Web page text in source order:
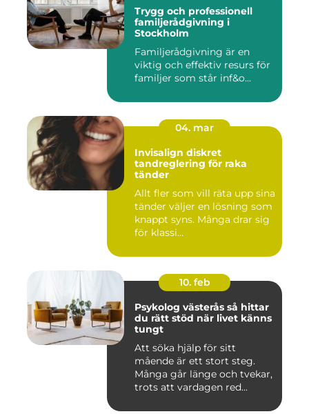
Trygg och professionell
familjerådgivning i
Stockholm
Familjerådgivning är en
viktig och effektiv resurs för
familjer som står inf&o...
04. mar
Invisalign diskret
tandreglering för raka
tänder
Allt fler som vill räta upp sina
tänder väljer en lösning som
knappt syns. Många drar sig
för klassi...
10. feb
Psykolog västerås så hittar
du rätt stöd när livet känns
tungt
Att söka hjälp för sitt
mående är ett stort steg.
Många går länge och tvekar,
trots att vardagen red...